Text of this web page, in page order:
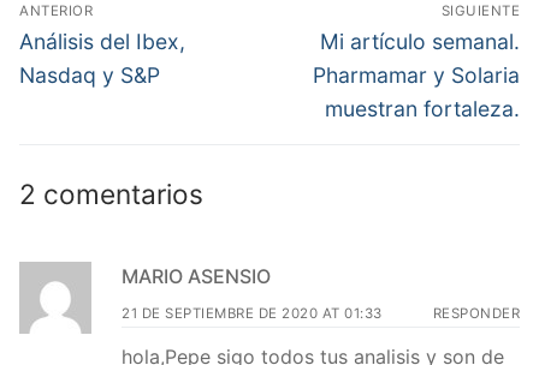
de
entradas
ANTERIOR
Entrada
anterior:
Análisis del Ibex,
Nasdaq y S&P
SIGUIENTE
Entrada
siguiente:
Mi artículo semanal.
Pharmamar y Solaria
muestran fortaleza.
2 comentarios
MARIO ASENSIO
21 DE SEPTIEMBRE DE 2020 AT 01:33 RESPONDER
hola,Pepe sigo todos tus analisis y son de